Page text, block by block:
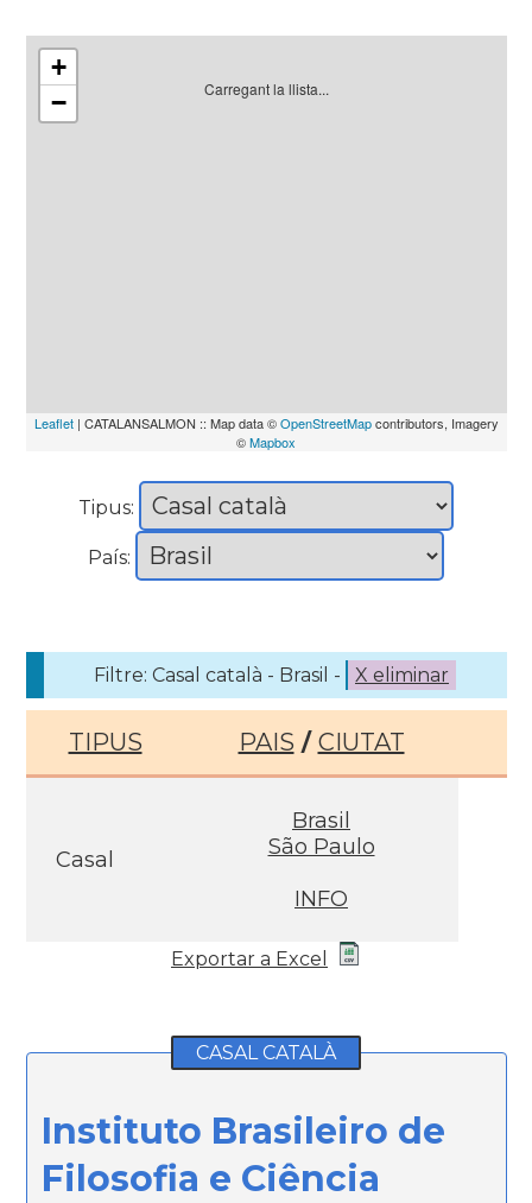
Carregant la llista...
+
−
Leaflet| CATALANSALMON :: Map data ©OpenStreetMapcontributors, Imagery
©Mapbox
Tipus:
País:
Filtre: Casal català - Brasil - X eliminar
TIPUS PAIS / CIUTAT
Casal
Brasil
São Paulo
INFO
Exportar a Excel
CASAL CATALÀ
Instituto Brasileiro de
Filosofia e Ciência